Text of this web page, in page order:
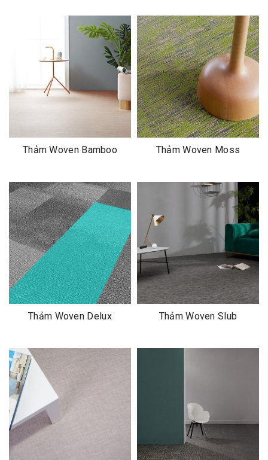
Thảm Woven Bamboo Thảm Woven Moss
Thảm Woven Delux Thảm Woven Slub